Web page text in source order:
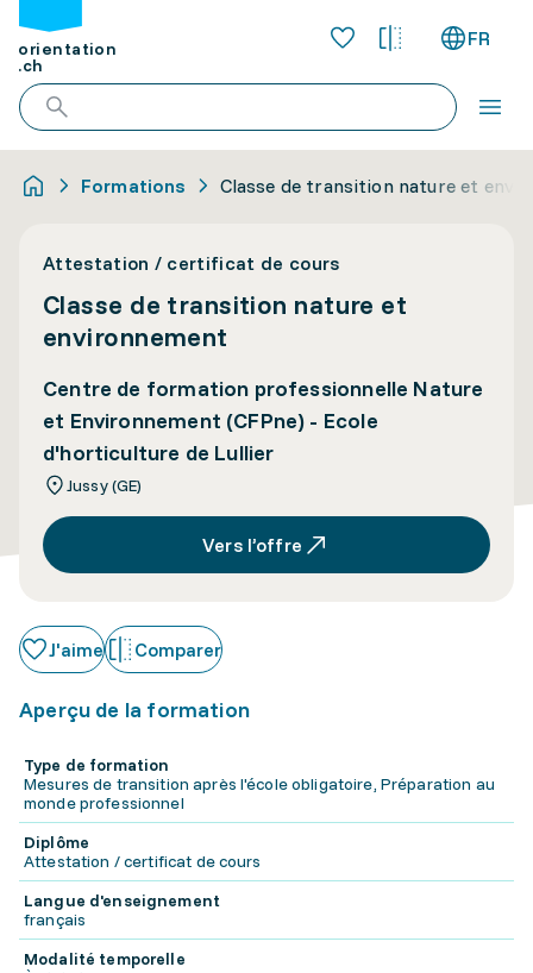
orientation
.ch
FR
Formations Classe de transition nature et
Attestation / certificat de cours
Classe de transition nature et
environnement
Centre de formation professionnelle Nature
et Environnement (CFPne) - Ecole
d'horticulture de Lullier
Jussy (GE)
Vers l’offre
J'aime Comparer
Aperçu de la formation
Type de formation
Mesures de transition après l'école obligatoire, Préparation au
monde professionnel
Diplôme
Attestation / certificat de cours
Langue d'enseignement
français
Modalité temporelle